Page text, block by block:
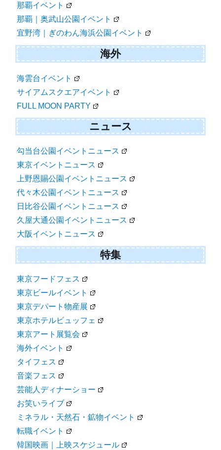
那覇イベント
那覇｜奥武山公園イベント
宜野湾｜ぎのわん海浜公園イベント
海外
海雲台イベント
サイアムスクエアイベント
FULL MOON PARTY
ニュース
勾当台公園イベントニュース
東京イベントニュース
上野恩賜公園イベントニュース
代々木公園イベントニュース
日比谷公園イベントニュース
久屋大通公園イベントニュース
大阪イベントニュース
特集
東京フードフェス
東京ビールイベント
東京デパート物産展
東京ホテルビュッフェ
東京アート展覧会
海外イベント
タイフェス
音楽フェス
芸能人ディナーショー
お笑いライブ
ミネラル・天然石・鉱物イベント
転職イベント
韓国映画｜上映スケジュール